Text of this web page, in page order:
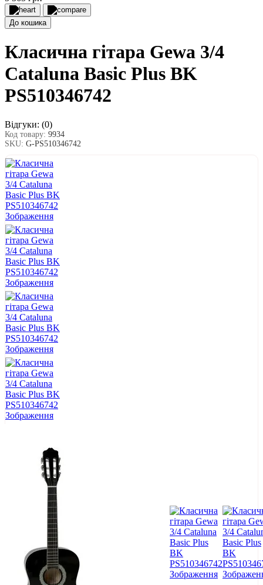
До кошика
Класична гітара Gewa 3/4
Cataluna Basic Plus BK
PS510346742
Відгуки: (0)
Код товару: 9934
SKU: G-PS510346742